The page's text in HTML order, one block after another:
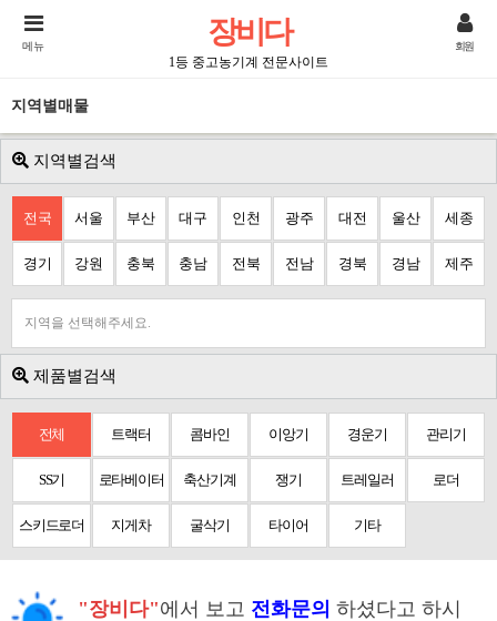
장비다
1등 중고농기계 전문사이트
메뉴 회원
지역별매물
지역별검색
전국 서울 부산 대구 인천 광주 대전 울산 세종
경기 강원 충북 충남 전북 전남 경북 경남 제주
지역을 선택해주세요.
제품별검색
전체 트랙터 콤바인 이앙기 경운기 관리기
SS기 로타베이터 축산기계 쟁기 트레일러 로더
스키드로더 지게차 굴삭기 타이어 기타
"장비다"에서 보고 전화문의 하셨다고 하시